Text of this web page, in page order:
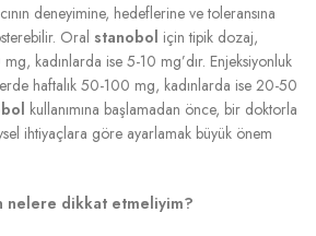
deneyimine, hedeflerine ve toleransına
Oral stanobol için tipik dozaj,
kadınlarda ise 5-10 mg’dır. Enjeksiyonluk
haftalık 50-100 mg, kadınlarda ise 20-50
kullanımına başlamadan önce, bir doktorla
ihtiyaçlara göre ayarlamak büyük önem
nelere dikkat etmeliyim?